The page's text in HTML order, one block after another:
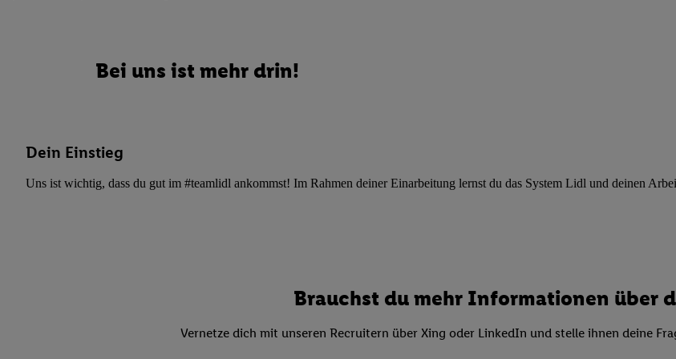
Bei uns ist mehr drin!
Dein Einstieg
Uns ist wichtig, dass du gut im #teamlidl ankommst! Im Rahmen deiner Einarbeitung lernst du das System Lidl und deinen
Brauchst du mehr Informationen über
Vernetze dich mit unseren Recruitern über Xing oder LinkedIn und stelle ihnen deine
Anzeige von Werbung und Inhalten, Abgleichung und Kombination von Daten aus
oder Zugriff auf Informationen auf einem Endgerät. Entwicklung und